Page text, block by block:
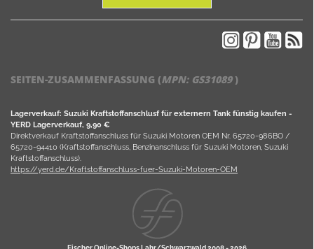
SEITEN-ZUSAMMENFASSUNG (MPN: GS31089)
Lagerverkauf: Suzuki Kraftstoffanschlusf für externern Tank fünstig kaufen -
YERD Lagerverkauf, 9,90 €
Direktverkauf Kraftstoffanschluss für Suzuki Motoren OEM Nr. 65720-986BO /
65720-94410 (Kraftstoffanschluss, Benzinanschluss für Suzuki Motoren, Suzuki
Kraftstoffanschluss).
https://yerd.de/Kraftstoffanschluss-fuer-Suzuki-Motoren-OEM